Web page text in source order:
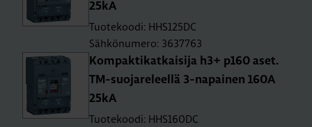
25kA
Tuotekoodi: HHS125DC
Sähkönumero: 3637763
Kom­pak­ti­kat­kai­si­ja h3+ p160 aset.
TM-suo­ja­re­leel­lä 3-na­pai­nen 160A
25kA
Tuotekoodi: HHS160DC